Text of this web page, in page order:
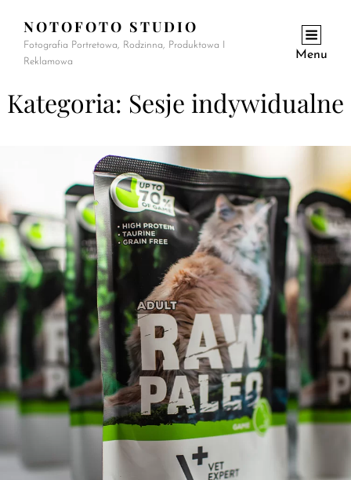
NOTOFOTO STUDIO
Fotografia Portretowa, Rodzinna, Produktowa I
Reklamowa
Menu
Kategoria: Sesje indywidualne